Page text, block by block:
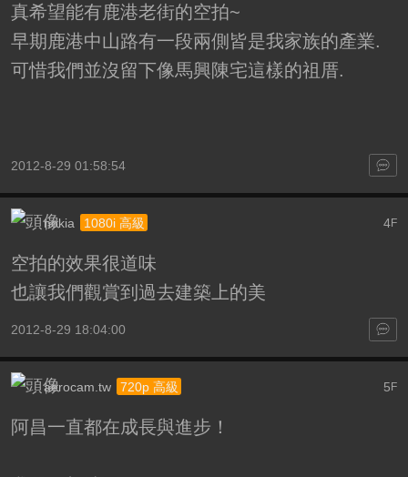
真希望能有鹿港老街的空拍~
早期鹿港中山路有一段兩側皆是我家族的產業.
可惜我們並沒留下像馬興陳宅這樣的祖厝.
2012-8-29 01:58:54
4F
nokia 1080i 高級
空拍的效果很道味
也讓我們觀賞到過去建築上的美
2012-8-29 18:04:00
5 F
aerocam.tw 720p 高級
阿昌一直都在成長與進步！